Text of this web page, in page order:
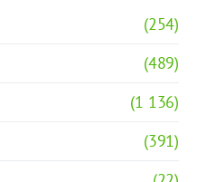
(254)
(489)
(1 136)
(391)